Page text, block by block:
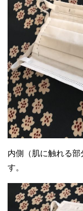
内側（肌に触れる
す。